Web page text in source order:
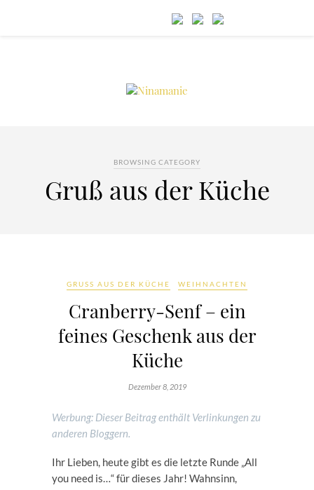
BROWSING CATEGORY
Gruß aus der Küche
GRUSS AUS DER KÜCHE WEIHNACHTEN
Cranberry-Senf – ein
feines Geschenk aus der
Küche
Dezember 8, 2019
Werbung: Dieser Beitrag enthält Verlinkungen zu
anderen Bloggern.
Ihr Lieben, heute gibt es die letzte Runde „All
you need is…“ für dieses Jahr! Wahnsinn,